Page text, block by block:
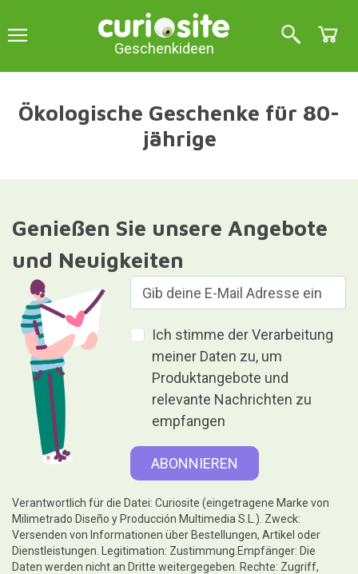
Geschenkideen
Ökologische Geschenke für 80-
jährige
Genießen Sie unsere Angebote
und Neuigkeiten
Ich stimme der Verarbeitung
meiner Daten zu, um
Produktangebote und
relevante Nachrichten zu
empfangen
Verantwortlich für die Datei: Curiosite (eingetragene Marke von
Milimetrado Diseño y Producción Multimedia S.L.). Zweck:
Versenden von Informationen über Bestellungen, Artikel oder
Dienstleistungen. Legitimation: Zustimmung.Empfänger: Die
Daten werden nicht an Dritte weitergegeben. Rechte: Zugriff,